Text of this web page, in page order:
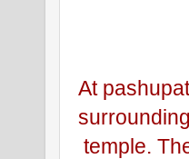
At
temple.